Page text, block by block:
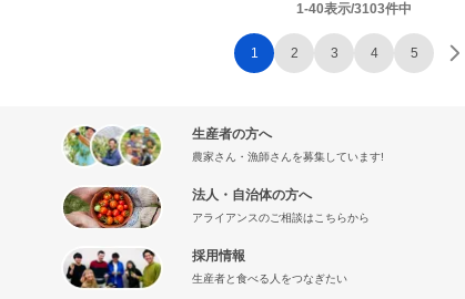
1-40表示/3103件中
1 2 3 4 5
生産者の方へ
農家さん・漁師さんを募集しています!
法人・自治体の方へ
アライアンスのご相談はこちらから
採用情報
生産者と食べる人をつなぎたい